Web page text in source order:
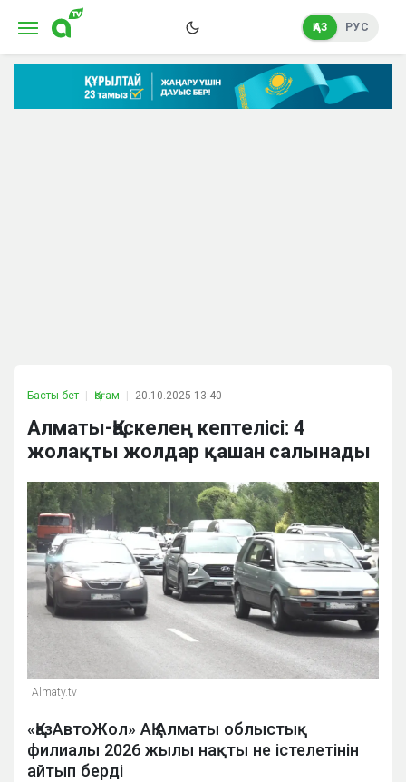
ҚАЗ РУС
Басты бет Қоғам 20.10.2025 13:40
Алматы-Қаскелең кептелісі: 4
жолақты жолдар қашан салынады
Аlmaty.tv
«ҚазАвтоЖол» АҚ Алматы облыстық
филиалы 2026 жылы нақты не істелетінін
айтып берді